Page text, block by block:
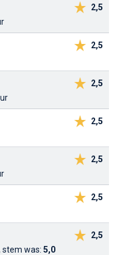
2,5
2,5
2,5
2,5
2,5
2,5
2,5
stem was: 5,0